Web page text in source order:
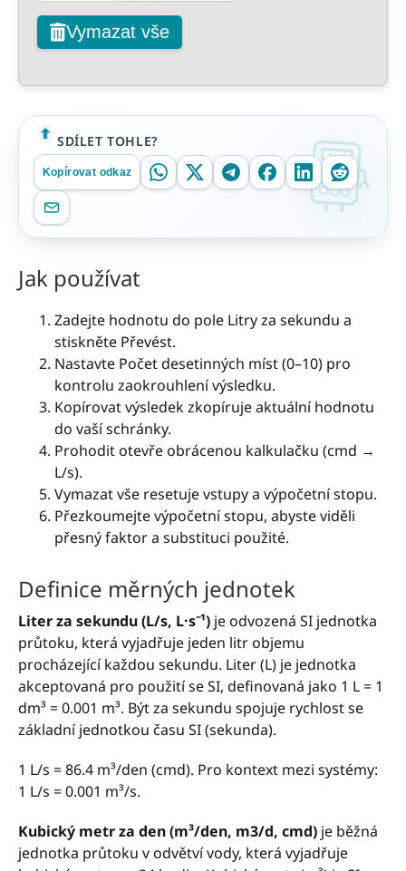
Vymazat vše
SDÍLET TOHLE?
Kopírovat odkaz
Jak používat
Zadejte hodnotu do pole Litry za sekundu a
stiskněte Převést.
Nastavte Počet desetinných míst (0–10) pro
kontrolu zaokrouhlení výsledku.
Kopírovat výsledek zkopíruje aktuální hodnotu
do vaší schránky.
Prohodit otevře obrácenou kalkulačku (cmd →
L/s).
Vymazat vše resetuje vstupy a výpočetní stopu.
Přezkoumejte výpočetní stopu, abyste viděli
přesný faktor a substituci použité.
Definice měrných jednotek
Liter za sekundu (L/s, L·s⁻¹) je odvozená SI jednotka
průtoku, která vyjadřuje jeden litr objemu
procházející každou sekundu. Liter (L) je jednotka
akceptovaná pro použití se SI, definovaná jako 1 L = 1
dm³ = 0.001 m³. Být za sekundu spojuje rychlost se
základní jednotkou času SI (sekunda).
1 L/s = 86.4 m³/den (cmd). Pro kontext mezi systémy:
1 L/s = 0.001 m³/s.
Kubický metr za den (m³/den, m3/d, cmd) je běžná
jednotka průtoku v odvětví vody, která vyjadřuje